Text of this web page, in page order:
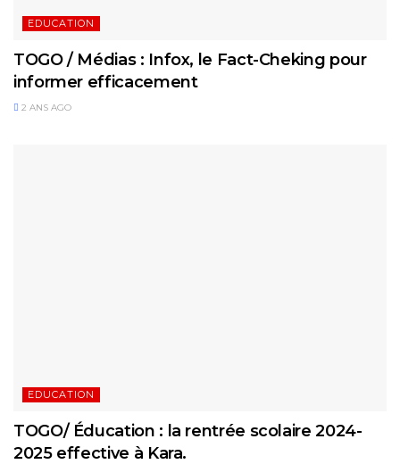
EDUCATION
TOGO / Médias : Infox, le Fact-Cheking pour
informer efficacement
2 ANS AGO
EDUCATION
TOGO/ Éducation : la rentrée scolaire 2024-
2025 effective à Kara.